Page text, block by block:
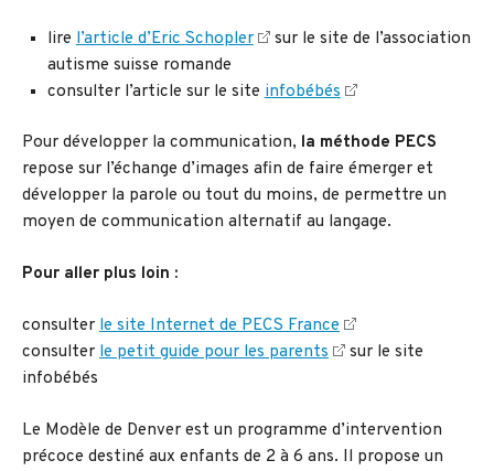
lire l’article d’Eric Schopler
sur le site de l’association
autisme suisse romande
consulter l’article sur le site infobébés
Pour développer la communication, la méthode PECS
repose sur l’échange d’images afin de faire émerger et
développer la parole ou tout du moins, de permettre un
moyen de communication alternatif au langage.
Pour aller plus loin :
consulter le site Internet de PECS France
consulter le petit guide pour les parents
sur le site
infobébés
Le Modèle de Denver est un programme d’intervention
précoce destiné aux enfants de 2 à 6 ans. Il propose un